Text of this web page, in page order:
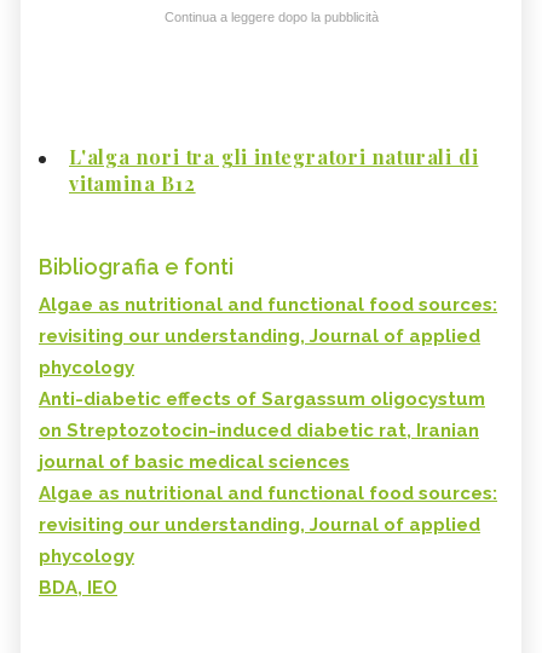
Continua a leggere dopo la pubblicità
L'alga nori tra gli integratori naturali di
vitamina B12
Bibliografia e fonti
Algae as nutritional and functional food sources:
revisiting our understanding, Journal of applied
phycology
Anti-diabetic effects of Sargassum oligocystum
on Streptozotocin-induced diabetic rat, Iranian
journal of basic medical sciences
Algae as nutritional and functional food sources:
revisiting our understanding, Journal of applied
phycology
BDA, IEO